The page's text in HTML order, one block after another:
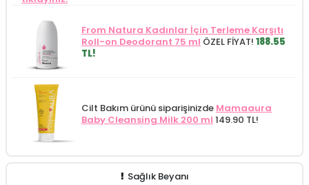
From Natura Kadınlar İçin Terleme Karşıtı
Roll-on Deodorant 75 ml ÖZEL FİYAT! 188.55
TL!
Cilt Bakım ürünü siparişinizde Mamaaura
Baby Cleansing Milk 200 ml 149.90 TL!
Sağlık Beyanı